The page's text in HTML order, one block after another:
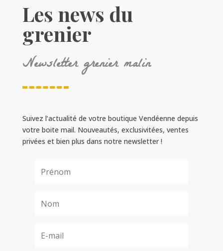
Les news du
grenier
Newsletter grenier malin
Suivez l’actualité de votre boutique Vendéenne depuis
votre boite mail. Nouveautés, exclusivitées, ventes
privées et bien plus dans notre newsletter !